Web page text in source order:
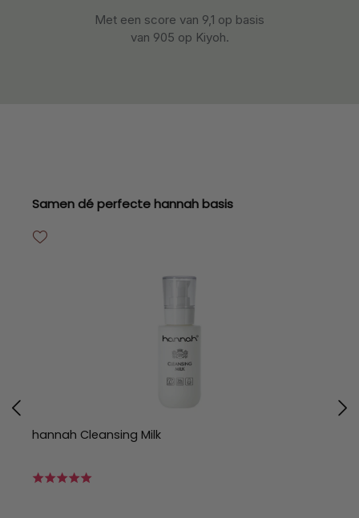
Met een score van 9,1 op basis
van 905 op Kiyoh.
Productgalerij overslaan
Samen dé perfecte hannah basis
hannah Cleansing Milk